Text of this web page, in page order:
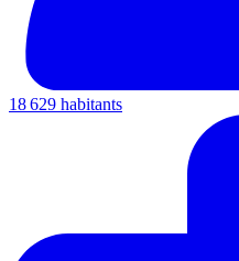
18 629 habitants